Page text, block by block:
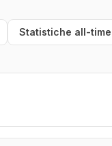
Statistiche all-time